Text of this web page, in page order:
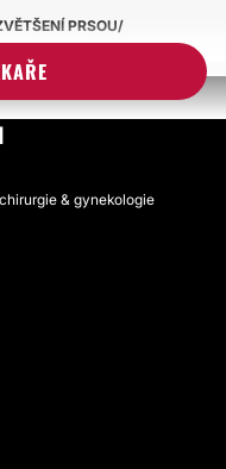
PRSOU
& gynekologie